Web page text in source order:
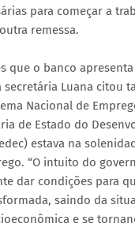
para começar a
remessa.
que o banco
secretária Luana citou
Nacional de
de Estado do
estava na
“O intuito do
dar condições para
saindo da
e se